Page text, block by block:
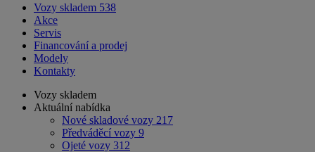
Vozy skladem 538
Akce
Servis
Financování a prodej
Modely
Kontakty
Vozy skladem
Aktuální nabídka
Nové skladové vozy 217
Předváděcí vozy 9
Ojeté vozy 312